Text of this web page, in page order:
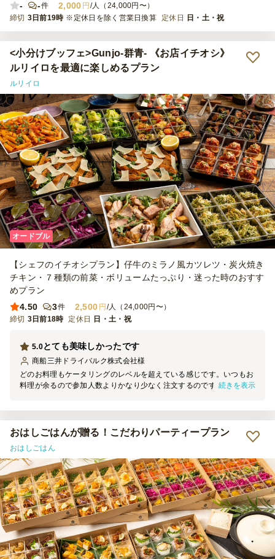
-
-件 2,000 円 /人（24,000円〜）
締切 3日前19時 ※定休日を除く営業日換算 定休日 日・土・祝
<小分けブッフェ>Gunjo‐群青‐ 《お店イチオシ》
ルリイロを最適に楽しめるプラン
ルリイロ
オードブル
【シェフのイチオシプラン】仔牛のミラノ風カツレツ・炭火焼き
チキン・７種類の前菜・ボリュームたっぷり・迷った時のおすす
めプラン
4.50
3件 2,500 円 /人（24,000円〜）
締切 3日前18時 定休日 日・土・祝
とても美味しかったです
5.0
商船三井ドライバルク株式会社様
どのお料理もケータリングのレベルを超えている感じです。いつもお
料理が余るので参加人数よりかなり少なく注文するのですが、今回の
いです）特にお肉が柔らかく、あっという間になくなってしまいまし
た。
続きを表示
おはしごはんが贈る！こだわりパーティープラン
おはしごはん